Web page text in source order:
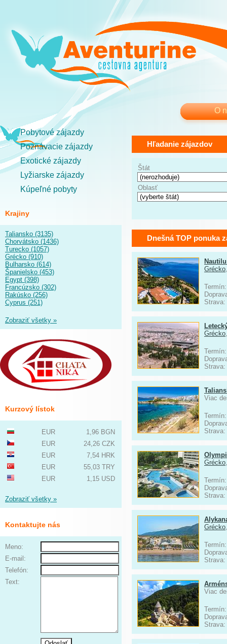
O
Pobytové zájazdy
Poznávacie zájazdy
Exotické zájazdy
Lyžiarske zájazdy
Kúpeľné pobyty
Krajiny
Taliansko (3135)
Chorvátsko (1436)
Turecko (1057)
Grécko (910)
Bulharsko (614)
Španielsko (453)
Egypt (398)
Francúzsko (302)
Rakúsko (256)
Cyprus (251)
Zobraziť všetky »
Kurzový lístok
EUR
1,96 BGN
EUR
24,26 CZK
EUR
7,54 HRK
EUR
55,03 TRY
EUR
1,15 USD
Zobraziť všetky »
Kontaktujte nás
Meno:
E-mail:
Telefón:
Text:
Hľadanie zájazdov
Štát
Oblasť
Dnešná TOP ponuka
Grécko
Strava:
Grécko
Strava:
Viac
Strava:
Grécko
Strava:
Grécko
Strava:
Viac
Strava: